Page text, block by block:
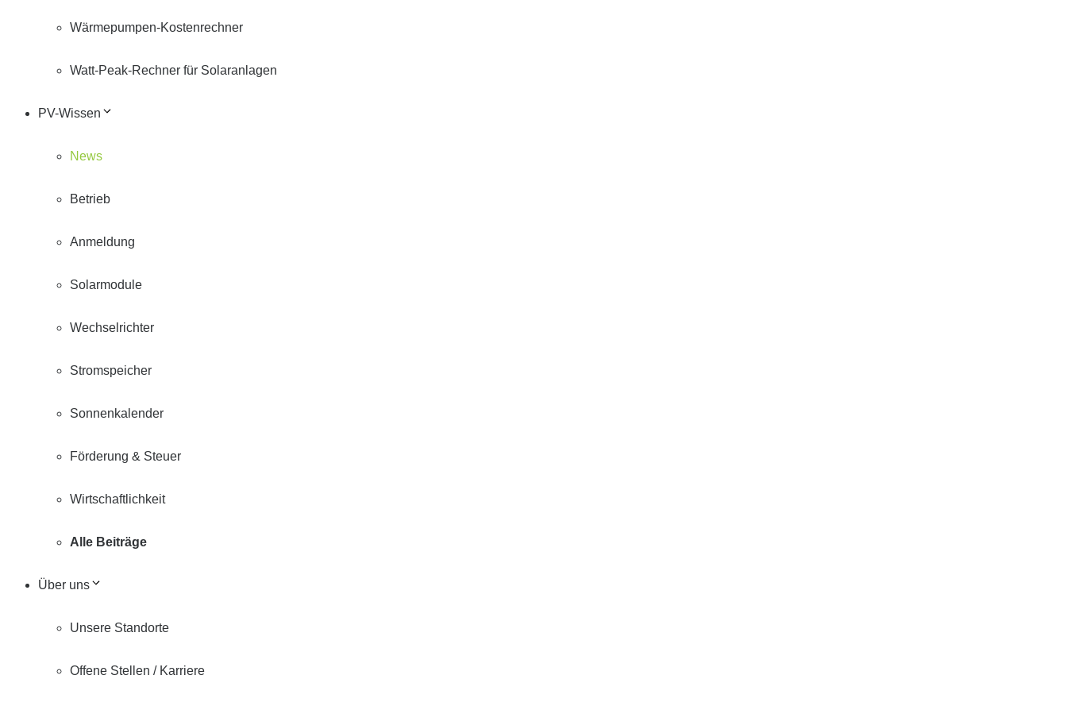
Wärmepumpen-Kostenrechner
Watt-Peak-Rechner für Solaranlagen
PV-Wissen
News
Betrieb
Anmeldung
Solarmodule
Wechselrichter
Stromspeicher
Sonnenkalender
Förderung & Steuer
Wirtschaftlichkeit
Alle Beiträge
Über uns
Unsere Standorte
Offene Stellen / Karriere